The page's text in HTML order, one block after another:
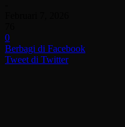
0
Berbagi di Facebook
Tweet di Twitter